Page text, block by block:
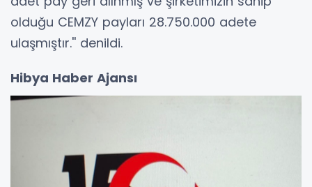
olduğu CEMZY payları 28.750.000 adete
ulaşmıştır.'' denildi.
Hibya Haber Ajansı